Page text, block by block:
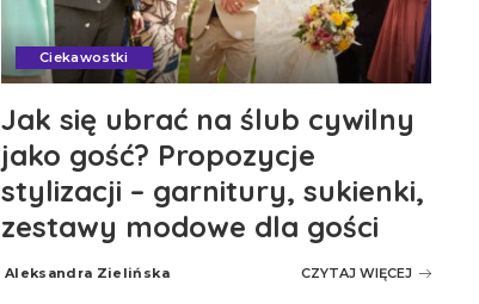
Ciekawostki
Jak się ubrać na ślub cywilny
jako gość? Propozycje
stylizacji – garnitury, sukienki,
zestawy modowe dla gości
Posted
Aleksandra Zielińska CZYTAJ WIĘCEJ